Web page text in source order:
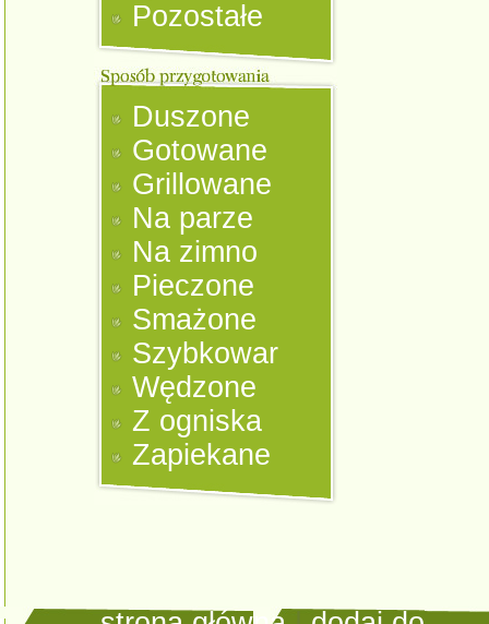
Pozostałe
Duszone
Gotowane
Grillowane
Na parze
Na zimno
Pieczone
Smażone
Szybkowar
Wędzone
Z ogniska
Zapiekane